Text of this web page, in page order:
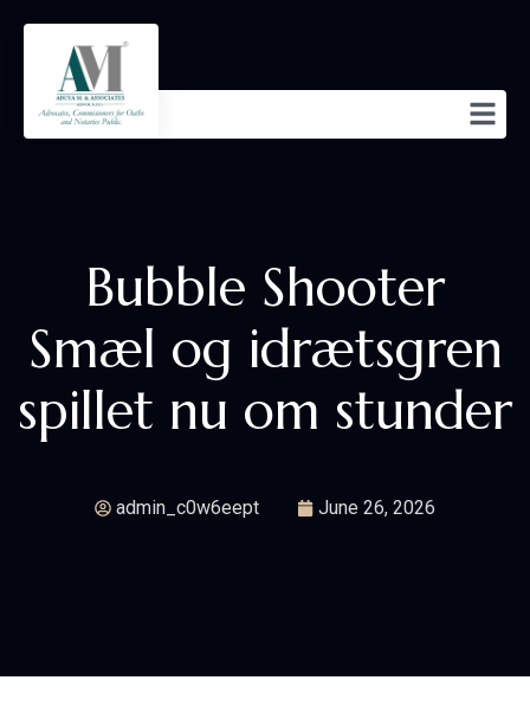
Bubble Shooter
Smæl og idrætsgren
spillet nu om stunder
admin_c0w6eept June 26, 2026